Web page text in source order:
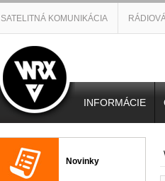
SATELITNÁ KOMUNIKÁCIA
Novinky
INFORMÁCIE